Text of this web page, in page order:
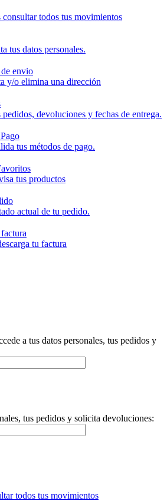
todos tus movimientos
tus datos personales.
envio
y/o elimina una dirección
pedidos, devoluciones y fechas de entrega.
tus métodos de pago.
tus productos
actual de tu pedido.
tu factura
a tus datos personales, tus pedidos y
tus pedidos y solicita devoluciones:
todos tus movimientos